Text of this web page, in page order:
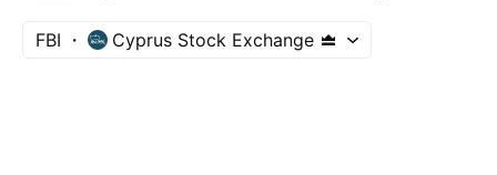
Public Ltd.
FBI Cyprus Stock Exchange